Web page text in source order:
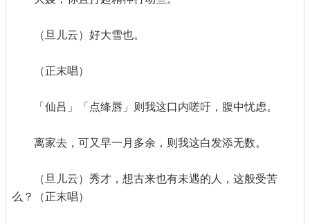
（旦儿云）好大雪也。
（正末唱）
「仙吕」「点绛唇」则我这口内嗟吁，腹中忧虑。
离家去，可又早一月多余，则我这白发添无数。
（旦儿云）秀才，想古来也有未遇的人，这般受苦
么？（正末唱）